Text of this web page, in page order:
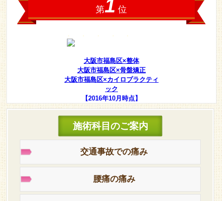
大阪市福島区×整体
大阪市福島区×骨盤矯正
大阪市福島区×カイロプラクティ
ック
【2016年10月時点】
施術科目のご案内
交通事故での痛み
腰痛の痛み